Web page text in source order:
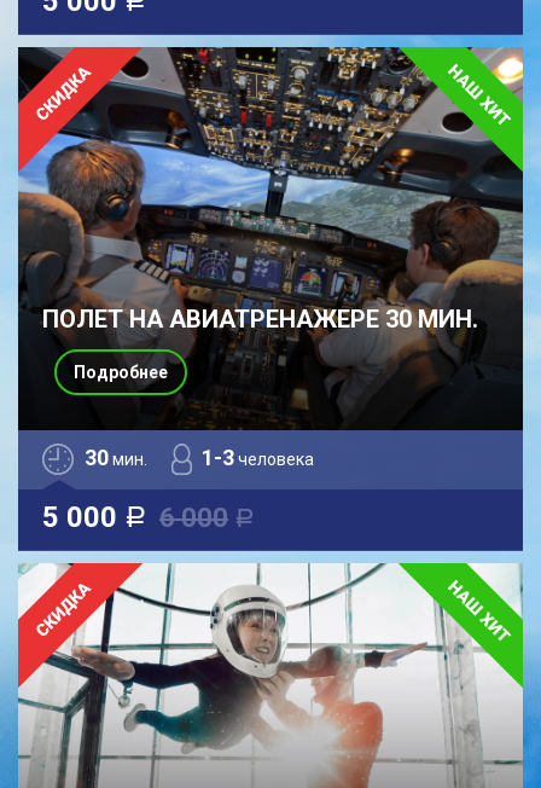
ПОЛЕТ НА АВИАТРЕНАЖЕРЕ 30 МИН.
30мин. 1-3человека
5 000 a 6 000 a
Подробнее